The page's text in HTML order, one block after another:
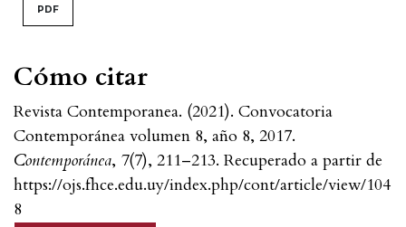
Cómo citar
Revista Contemporanea. (2021). Convocatoria
Contemporánea volumen 8, año 8, 2017.
Contemporánea, 7(7), 211–213. Recuperado a partir de
https://ojs.fhce.edu.uy/index.php/cont/article/view/104
8
PDF